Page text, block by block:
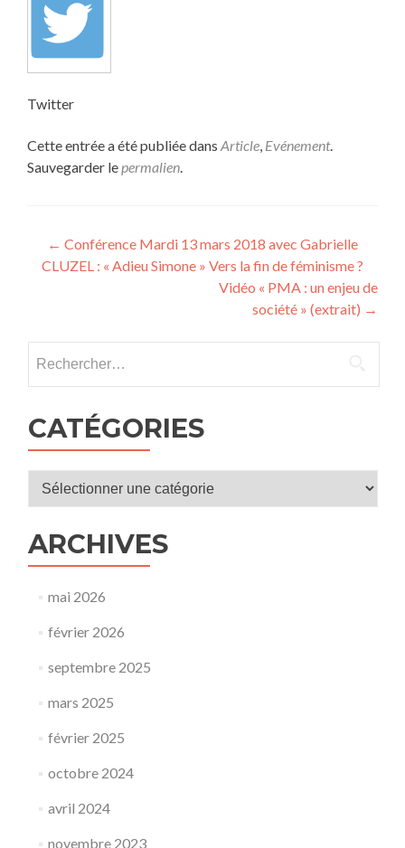
Twitter
Cette entrée a été publiée dans Article, Evénement.
Sauvegarder lepermalien.
Navigation
de
← Conférence Mardi 13 mars 2018 avec Gabrielle
CLUZEL : « Adieu Simone » Vers la fin de féminisme ?
Vidéo « PMA : un enjeu de
société » (extrait) →
CATÉGORIES
Catégories
ARCHIVES
mai 2026
février 2026
septembre 2025
mars 2025
février 2025
octobre 2024
avril 2024
novembre 2023